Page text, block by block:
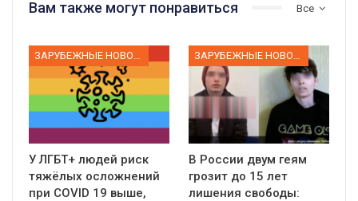
Все
Вам также могут понравиться
У ЛГБТ+ людей риск
тяжёлых осложнений
при COVID 19 выше,
В России двум геям
грозит до 15 лет
лишения свободы: